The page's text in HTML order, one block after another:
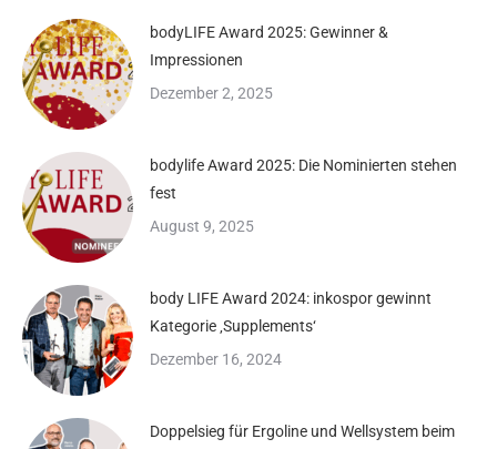
bodyLIFE Award 2025: Gewinner &
Impressionen
Dezember 2, 2025
bodylife Award 2025: Die Nominierten stehen
fest
August 9, 2025
body LIFE Award 2024: inkospor gewinnt
Kategorie ‚Supplements‘
Dezember 16, 2024
Doppelsieg für Ergoline und Wellsystem beim